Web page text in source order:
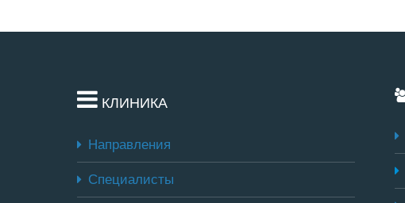
КЛИНИКА
Направления
Специалисты